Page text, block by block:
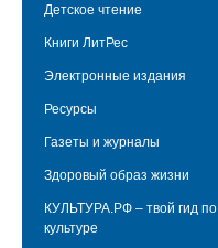
Детское чтение
Книги ЛитРес
Электронные издания
Ресурсы
Газеты и журналы
Здоровый образ жизни
КУЛЬТУРА.РФ – твой гид по
культуре